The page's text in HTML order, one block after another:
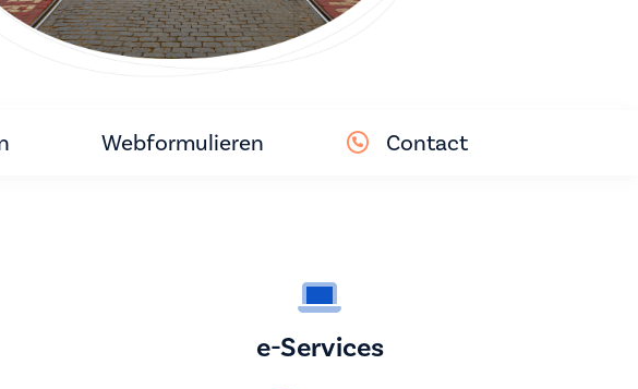
Webformulieren Contact
e-Services